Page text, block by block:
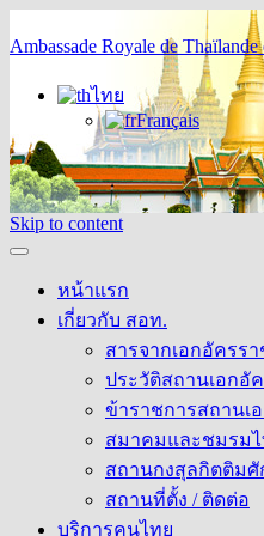
Ambassade Royale de Thaïlande
ไทย
Français
Skip to content
หน้าแรก
เกี่ยวกับ สอท.
สารจากเอกอัครร
ประวัติสถานเอกอั
ข้าราชการสถานเ
สมาคมและชมรมไ
สถานกงสุลกิตติมศั
สถานที่ตั้ง / ติดต่อ
บริการคนไทย